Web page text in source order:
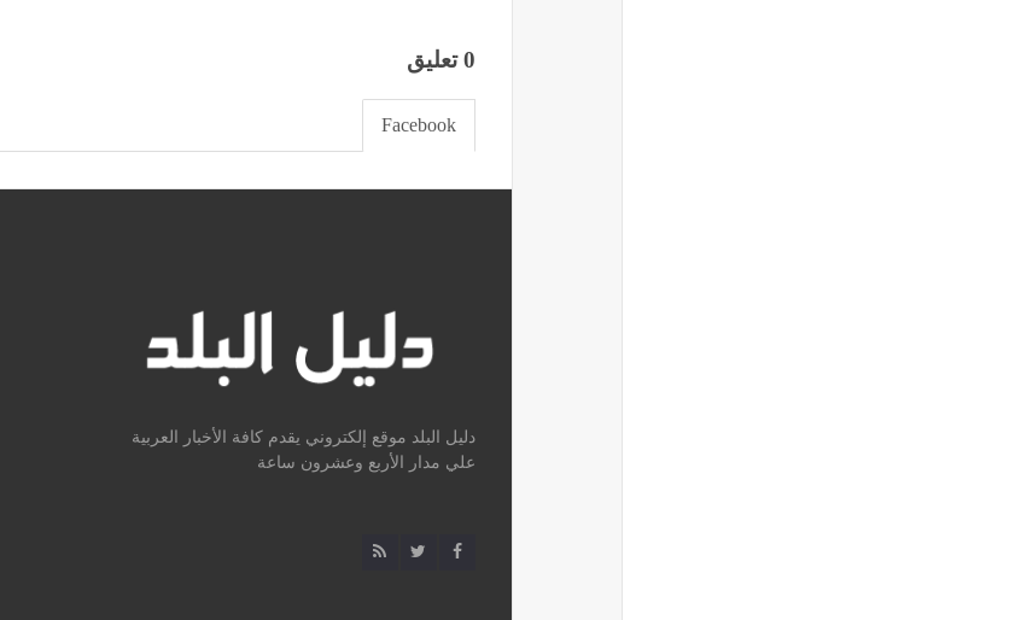
0 تعليق
Facebook
دليل البلد موقع إلكتروني يقدم كافة الأخبار العربية
علي مدار الأربع وعشرون ساعة